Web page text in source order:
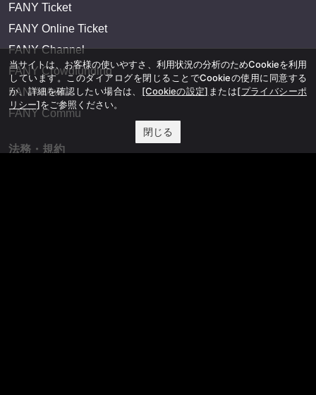
FANY Ticket
FANY Online Ticket
FANY Channel
FANY Crowdfunding
FANY Mall
FANY Commu
法務・規約
当サイトは、お客様の使いやすさ、利用状況の分析のためCookieを利用
しています。このダイアログを閉じることでCookieの使用に同意する
か、詳細を確認したい場合は、 [Cookieの設定] または[プライバシーポ
リシー]をご参照ください。
閉じる